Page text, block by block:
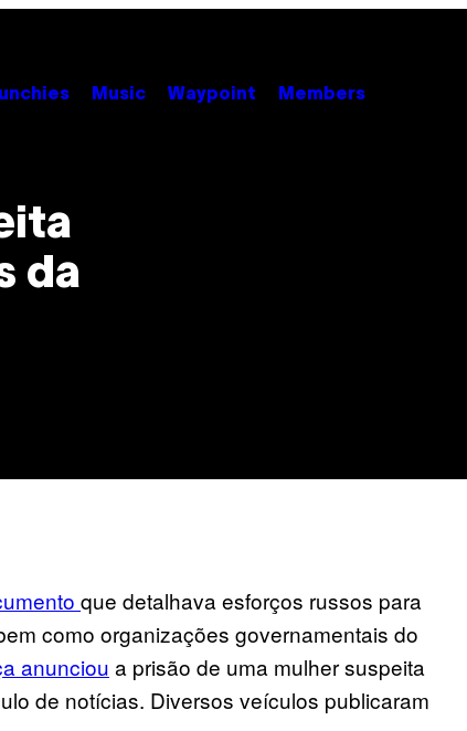
Music Waypoint Members
da
que detalhava esforços russos para
como organizações governamentais do
anunciou a prisão de uma mulher suspeita
de notícias. Diversos veículos publicaram